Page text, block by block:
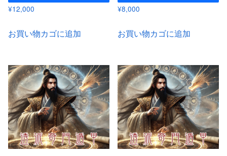
¥12,000
お買い物カゴに追加
¥8,000
お買い物カゴに追加